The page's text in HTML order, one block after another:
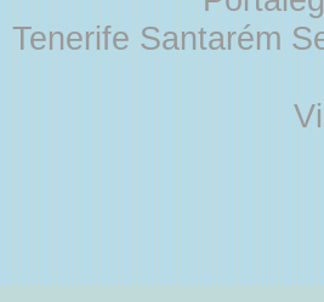
Tenerife Santarém